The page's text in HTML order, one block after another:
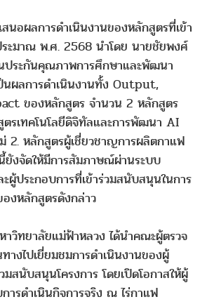
นอผลการดำเนินงานของหลักสูตรที่เข้า
ระมาณ พ.ศ. 2568 นำโดย นายชัยพงศ์
ประกันคุณภาพการศึกษาและพัฒนา
นผลการดำเนินงานทั้ง Output,
ของหลักสูตร จำนวน 2 หลักสูตร
รเทคโนโลยีดิจิทัลและการพัฒนา AI
2. หลักสูตรผู้เชี่ยวชาญการผลิตกาแฟ
งจัดให้มีการสัมภาษณ์ผ่านระบบ
ผู้ประกอบการที่เข้าร่วมสนับสนุนในการ
งหลักสูตรดังกล่าว
วิทยาลัยแม่ฟ้าหลวง ได้นำคณะผู้ตรวจ
างไปเยี่ยมชมการดำเนินงานของผู้
มสนับสนุนโครงการ โดยเปิดโอกาสให้ผู้
การดำเนินกิจการจริง ณ ไร่กาแฟ